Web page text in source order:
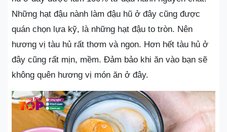
Những hạt đậu nành làm đậu hũ ở đây cũng được
quán chọn lựa kỹ, là những hạt đậu to tròn. Nên
hương vị tàu hủ rất thơm và ngon. Hơn hết tàu hủ ở
đây cũng rất mịn, mềm. Đảm bảo khi ăn vào bạn sẽ
không quên hương vị món ăn ở đây.